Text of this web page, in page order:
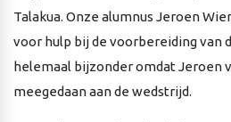
Talakua. Onze alumnus Jeroen
voor hulp bij de voorbereiding van
helemaal bijzonder omdat Jeroen
meegedaan aan de wedstrijd.